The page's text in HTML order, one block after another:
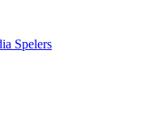
Spelers